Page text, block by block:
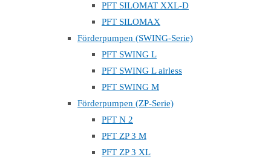
PFT SILOMAT XXL-D
PFT SILOMAX
Förderpumpen (SWING-Serie)
PFT SWING L
PFT SWING L airless
PFT SWING M
Förderpumpen (ZP-Serie)
PFT N 2
PFT ZP 3 M
PFT ZP 3 XL